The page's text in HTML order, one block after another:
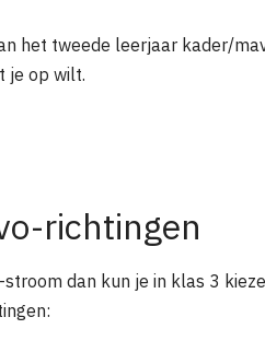
het tweede leerjaar kader/
je op wilt.
richtingen
stroom dan kun je in klas 3